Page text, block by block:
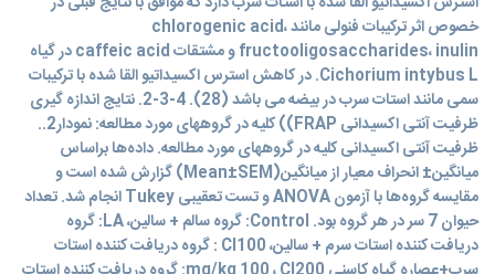
خصوص اثر ترکیبات فنولی مانند chlorogenic acid،
fructooligosaccharides، inulin و مشتقات caffeic acid در گیاه
Cichorium intybus L. در کاهش استرس اکسیداتیو القا شده با ترکیبات
سمی مانند استات سرب در بیضه می باشد (28). 4-3-2. نتایج اندازه گیری
ظرفیت آنتی اکسیدانی FRAP)) کلیه در گروههای مورد مطالعه: نمودار2..
ظرفیت آنتی اکسیدانی کلیه در گروههای مورد مطالعه. داده‌ها براساس
میانگین± انحراف معیار از میانگین(Mean±SEM) گزارش شده است و
مقایسه گروه‌ها با آزمون ANOVA و تست تعقیبی Tukey انجام شد. تعداد
حیوان 7 سر در هر گروه بود. Control: گروه سالم + سالین، LA: گروه
دریافت کننده استات سرم + سالین، Cl100 : گروه دریافت کننده استات